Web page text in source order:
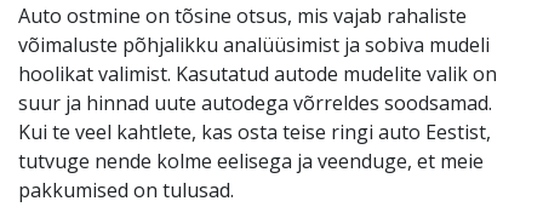
Auto ostmine on tõsine otsus, mis vajab rahaliste
võimaluste põhjalikku analüüsimist ja sobiva mudeli
hoolikat valimist. Kasutatud autode mudelite valik on
suur ja hinnad uute autodega võrreldes soodsamad.
Kui te veel kahtlete, kas osta teise ringi auto Eestist,
tutvuge nende kolme eelisega ja veenduge, et meie
pakkumised on tulusad.